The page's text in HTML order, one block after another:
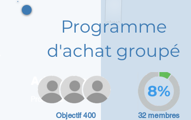
Adam Caar
Promoteur
Programme
d'achat groupé
Objectif 400
32 membres
8%